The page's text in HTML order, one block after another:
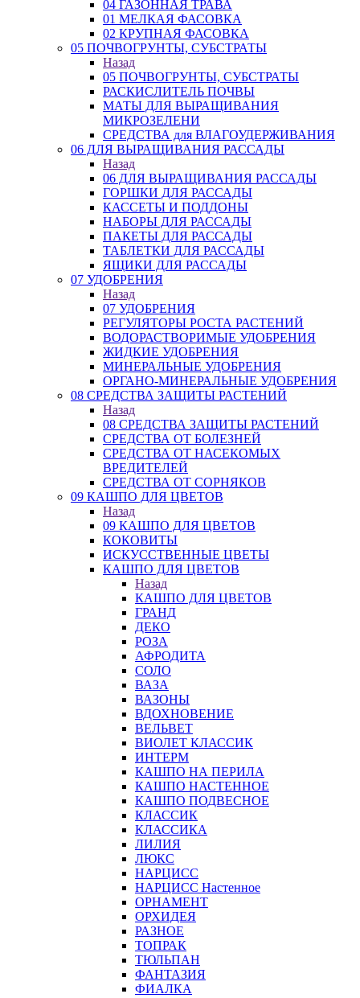
04 ГАЗОННАЯ ТРАВА
01 МЕЛКАЯ ФАСОВКА
02 КРУПНАЯ ФАСОВКА
05 ПОЧВОГРУНТЫ, СУБСТРАТЫ
Назад
05 ПОЧВОГРУНТЫ, СУБСТРАТЫ
РАСКИСЛИТЕЛЬ ПОЧВЫ
МАТЫ ДЛЯ ВЫРАЩИВАНИЯ
МИКРОЗЕЛЕНИ
СРЕДСТВА для ВЛАГОУДЕРЖИВАНИЯ
06 ДЛЯ ВЫРАЩИВАНИЯ РАССАДЫ
Назад
06 ДЛЯ ВЫРАЩИВАНИЯ РАССАДЫ
ГОРШКИ ДЛЯ РАССАДЫ
КАССЕТЫ И ПОДДОНЫ
НАБОРЫ ДЛЯ РАССАДЫ
ПАКЕТЫ ДЛЯ РАССАДЫ
ТАБЛЕТКИ ДЛЯ РАССАДЫ
ЯЩИКИ ДЛЯ РАССАДЫ
07 УДОБРЕНИЯ
Назад
07 УДОБРЕНИЯ
РЕГУЛЯТОРЫ РОСТА РАСТЕНИЙ
ВОДОРАСТВОРИМЫЕ УДОБРЕНИЯ
ЖИДКИЕ УДОБРЕНИЯ
МИНЕРАЛЬНЫЕ УДОБРЕНИЯ
ОРГАНО-МИНЕРАЛЬНЫЕ УДОБРЕНИЯ
08 СРЕДСТВА ЗАЩИТЫ РАСТЕНИЙ
Назад
08 СРЕДСТВА ЗАЩИТЫ РАСТЕНИЙ
СРЕДСТВА ОТ БОЛЕЗНЕЙ
СРЕДСТВА ОТ НАСЕКОМЫХ
ВРЕДИТЕЛЕЙ
СРЕДСТВА ОТ СОРНЯКОВ
09 КАШПО ДЛЯ ЦВЕТОВ
Назад
09 КАШПО ДЛЯ ЦВЕТОВ
КОКОВИТЫ
ИСКУССТВЕННЫЕ ЦВЕТЫ
КАШПО ДЛЯ ЦВЕТОВ
Назад
КАШПО ДЛЯ ЦВЕТОВ
ГРАНД
ДЕКО
РОЗА
АФРОДИТА
СОЛО
ВАЗА
ВАЗОНЫ
ВДОХНОВЕНИЕ
ВЕЛЬВЕТ
ВИОЛЕТ КЛАССИК
ИНТЕРМ
КАШПО НА ПЕРИЛА
КАШПО НАСТЕННОЕ
КАШПО ПОДВЕСНОЕ
КЛАССИК
КЛАССИКА
ЛИЛИЯ
ЛЮКС
НАРЦИСС
НАРЦИСС Настенное
ОРНАМЕНТ
ОРХИДЕЯ
РАЗНОЕ
ТОПРАК
ТЮЛЬПАН
ФАНТАЗИЯ
ФИАЛКА